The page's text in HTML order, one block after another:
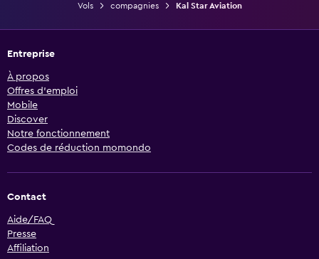
Vols compagnies Kal Star Aviation
Entreprise
À propos
Offres d’emploi
Mobile
Discover
Notre fonctionnement
Codes de réduction momondo
Contact
Aide/FAQ
Presse
Affiliation